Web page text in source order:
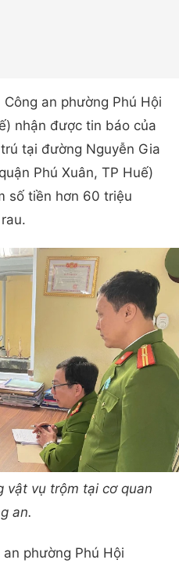
an phường Phú Hội
nhận được tin báo của
tại đường Nguyễn Gia
Phú Xuân, TP Huế)
số tiền hơn 60 triệu
vật vụ trộm tại cơ quan
an.
phường Phú Hội